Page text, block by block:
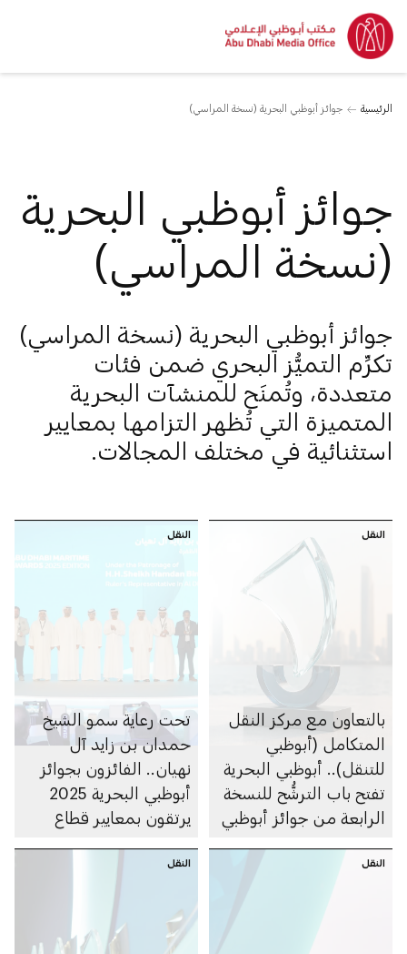
الرئيسية جوائز أبوظبي البحرية (نسخة المراسي)
جوائز أبوظبي البحرية
(نسخة المراسي)
جوائز أبوظبي البحرية (نسخة المراسي)
تكرِّم التميُّز البحري ضمن فئات
متعددة، وتُمنَح للمنشآت البحرية
المتميزة التي تُظهر التزامها بمعايير
استثنائية في مختلف المجالات.
النقل
بالتعاون مع مركز النقل
المتكامل (أبوظبي
للتنقل).. أبوظبي البحرية
تفتح باب الترشُّح للنسخة
الرابعة من جوائز أبوظبي
النقل
تحت رعاية سمو الشيخ
حمدان بن زايد آل
نهيان.. الفائزون بجوائز
أبوظبي البحرية 2025
يرتقون بمعايير قطاع
مسبوقة
النقل النقل